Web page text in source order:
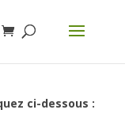
ci-dessous :